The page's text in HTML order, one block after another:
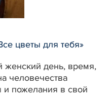
цветы для тебя»
день, время,
человечества
и пожелания в свой